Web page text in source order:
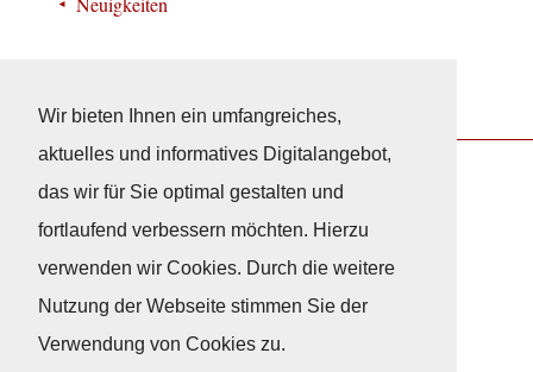
Wir bieten Ihnen ein umfangreiches,
aktuelles und informatives Digitalangebot,
das wir für Sie optimal gestalten und
fortlaufend verbessern möchten. Hierzu
verwenden wir Cookies. Durch die weitere
Nutzung der Webseite stimmen Sie der
Verwendung von Cookies zu.